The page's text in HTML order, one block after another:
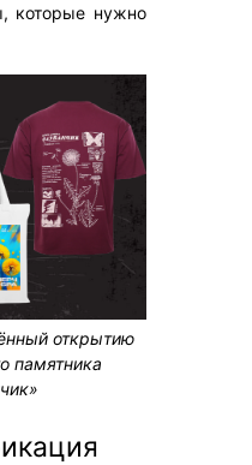
которые нужно
открытию
памятника